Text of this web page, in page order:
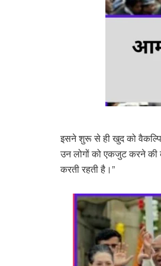
इसने शुरू से ही खुद को
उन लोगों को एकजुट करने की
करती रहती है।”